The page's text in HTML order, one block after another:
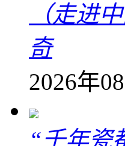
（走进
奇
2026年
“千年瓷